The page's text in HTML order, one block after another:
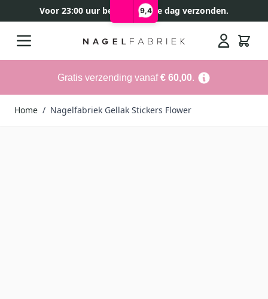
9,4
Voor 23:00 uur besteld, zelfde dag verzonden.
Gratis verzending vanaf€ 60,00.
Home / Nagelfabriek Gellak Stickers Flower